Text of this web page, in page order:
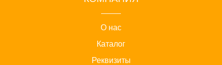
О нас
Каталог
Реквизиты